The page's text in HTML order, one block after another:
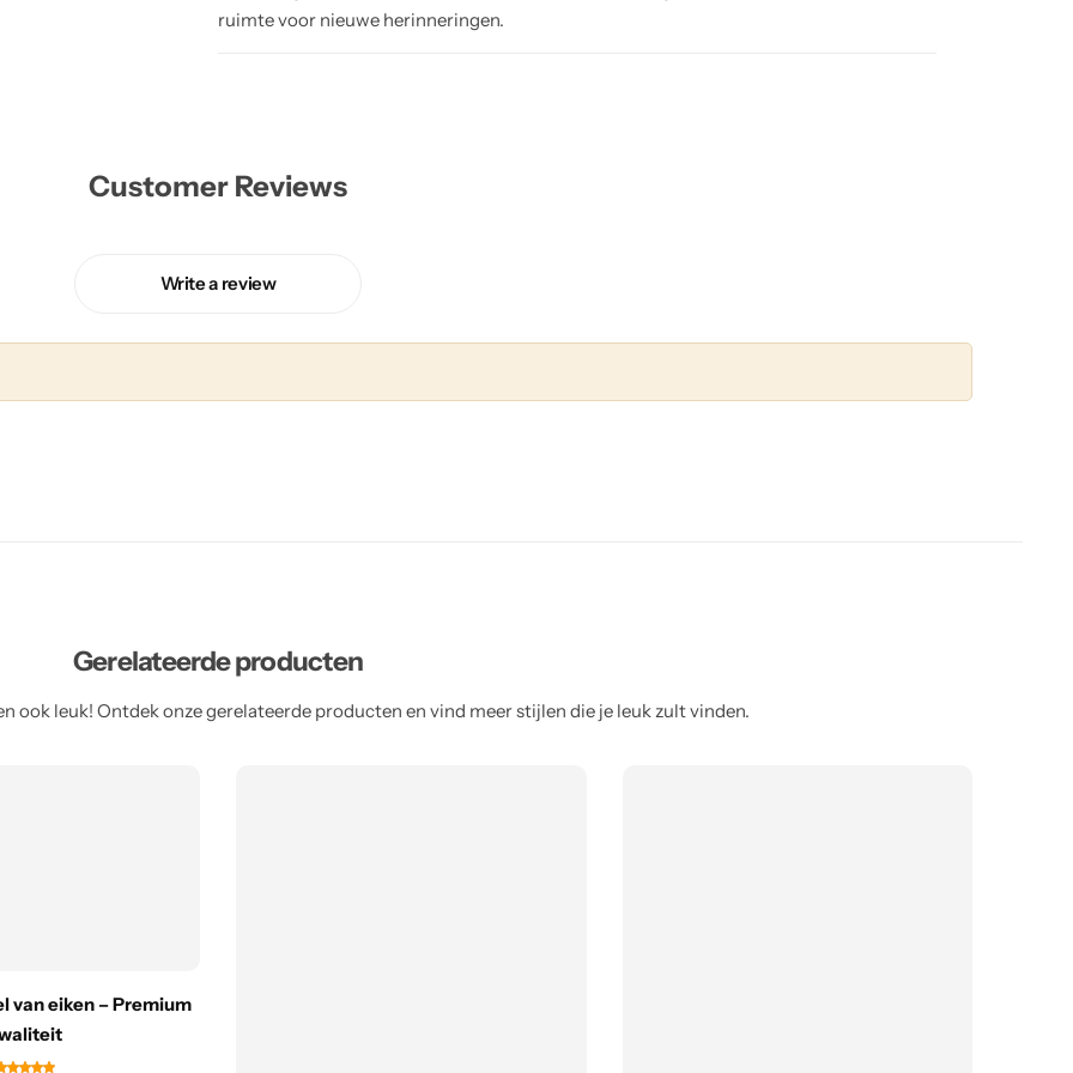
ruimte voor nieuwe herinneringen.
Customer Reviews
Write a review
Gerelateerde producten
ook leuk! Ontdek onze gerelateerde producten en vind meer stijlen die je leuk zult vinden.
van eiken – Premium